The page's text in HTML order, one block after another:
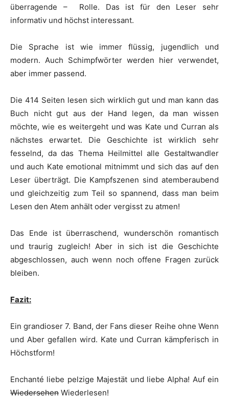
überragende – Rolle. Das ist für den Leser sehr
informativ und höchst interessant.
Die Sprache ist wie immer flüssig, jugendlich und
modern. Auch Schimpfwörter werden hier verwendet,
aber immer passend.
Die 414 Seiten lesen sich wirklich gut und man kann das
Buch nicht gut aus der Hand legen, da man wissen
möchte, wie es weitergeht und was Kate und Curran als
nächstes erwartet. Die Geschichte ist wirklich sehr
fesselnd, da das Thema Heilmittel alle Gestaltwandler
und auch Kate emotional mitnimmt und sich das auf den
Leser überträgt. Die Kampfszenen sind atemberaubend
und gleichzeitig zum Teil so spannend, dass man beim
Lesen den Atem anhält oder vergisst zu atmen!
Das Ende ist überraschend, wunderschön romantisch
und traurig zugleich! Aber in sich ist die Geschichte
abgeschlossen, auch wenn noch offene Fragen zurück
bleiben.
Fazit:
Ein grandioser 7. Band, der Fans dieser Reihe ohne Wenn
und Aber gefallen wird. Kate und Curran kämpferisch in
Höchstform!
Enchanté liebe pelzige Majestät und liebe Alpha! Auf ein
Wiedersehen Wiederlesen!